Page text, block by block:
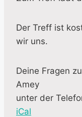
Der Treff ist
wir uns.
Deine Fragen
Amey
unter der
iCal